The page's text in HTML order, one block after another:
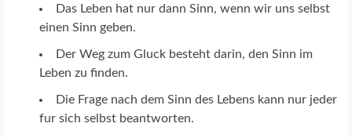
Das Leben hat nur dann Sinn, wenn wir uns selbst
einen Sinn geben.
Der Weg zum Gluck besteht darin, den Sinn im
Leben zu finden.
Die Frage nach dem Sinn des Lebens kann nur jeder
fur sich selbst beantworten.